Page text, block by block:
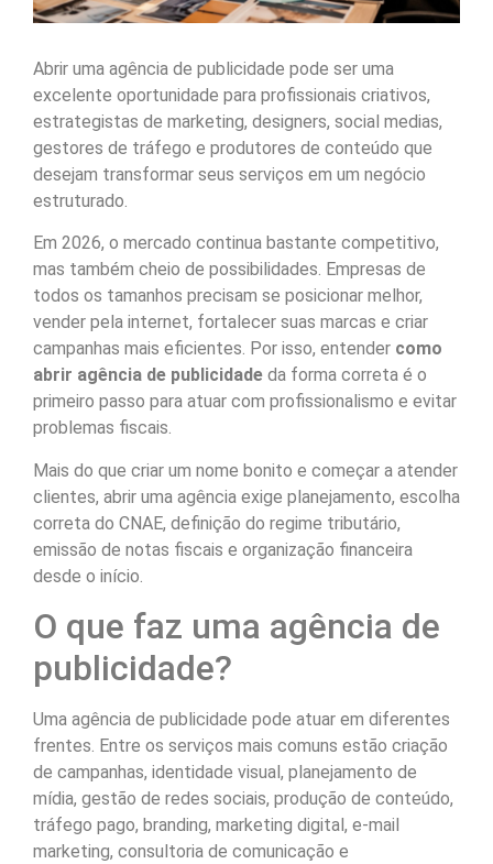
Abrir uma agência de publicidade pode ser uma
excelente oportunidade para profissionais criativos,
estrategistas de marketing, designers, social medias,
gestores de tráfego e produtores de conteúdo que
desejam transformar seus serviços em um negócio
estruturado.
Em 2026, o mercado continua bastante competitivo,
mas também cheio de possibilidades. Empresas de
todos os tamanhos precisam se posicionar melhor,
vender pela internet, fortalecer suas marcas e criar
campanhas mais eficientes. Por isso, entender como
abrir agência de publicidade da forma correta é o
primeiro passo para atuar com profissionalismo e evitar
problemas fiscais.
Mais do que criar um nome bonito e começar a atender
clientes, abrir uma agência exige planejamento, escolha
correta do CNAE, definição do regime tributário,
emissão de notas fiscais e organização financeira
desde o início.
O que faz uma agência de
publicidade?
Uma agência de publicidade pode atuar em diferentes
frentes. Entre os serviços mais comuns estão criação
de campanhas, identidade visual, planejamento de
mídia, gestão de redes sociais, produção de conteúdo,
tráfego pago, branding, marketing digital, e-mail
marketing, consultoria de comunicação e